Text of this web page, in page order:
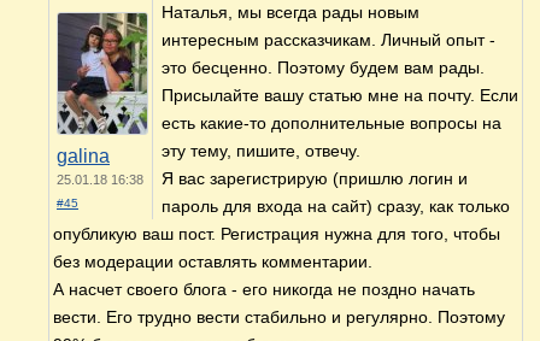
galina
25.01.18 16:38
#45
Наталья, мы всегда рады новым
интересным рассказчикам. Личный опыт -
это бесценно. Поэтому будем вам рады.
Присылайте вашу статью мне на почту. Если
есть какие-то дополнительные вопросы на
эту тему, пишите, отвечу.
Я вас зарегистрирую (пришлю логин и
пароль для входа на сайт) сразу, как только
опубликую ваш пост. Регистрация нужна для того, чтобы
без модерации оставлять комментарии.
А насчет своего блога - его никогда не поздно начать
вести. Его трудно вести стабильно и регулярно. Поэтому